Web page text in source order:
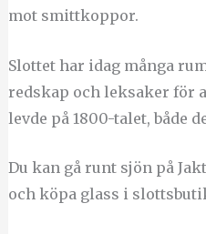
mot smittkoppor.
Slottet har idag många
redskap och leksaker för
levde på 1800-talet, både
Du kan gå runt sjön på
och köpa glass i